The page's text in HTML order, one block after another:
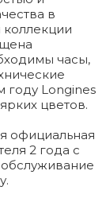
в
часы,
году Longines
цветов.
официальная
2 года с